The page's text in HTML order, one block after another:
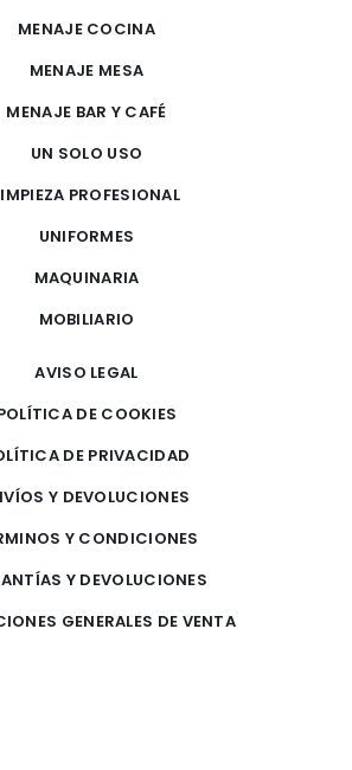
MENAJE COCINA
MENAJE MESA
MENAJE BAR Y CAFÉ
UN SOLO USO
PROFESIONAL
UNIFORMES
MAQUINARIA
MOBILIARIO
AVISO LEGAL
DE COOKIES
DE PRIVACIDAD
Y DEVOLUCIONES
Y CONDICIONES
Y DEVOLUCIONES
GENERALES DE VENTA